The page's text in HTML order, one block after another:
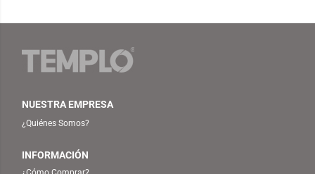
NUESTRA EMPRESA
¿Quiénes Somos?
INFORMACIÓN